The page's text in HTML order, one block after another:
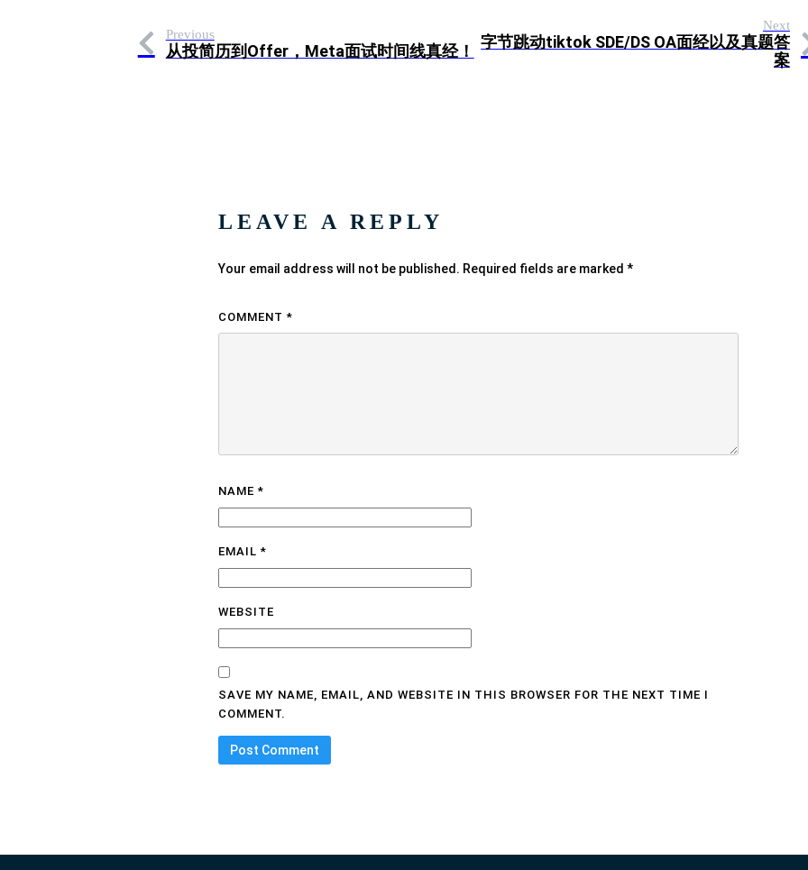
Previous
从投简历到Offer，Meta面试时间线真经！
Next
字节跳动tiktok SDE/DS OA面经以及真题答
案
LEAVE A REPLY
Your email address will not be published. Required fields are marked*
COMMENT*
NAME*
EMAIL*
WEBSITE
SAVE MY NAME, EMAIL, AND WEBSITE IN THIS BROWSER FOR THE NEXT TIME I
COMMENT.